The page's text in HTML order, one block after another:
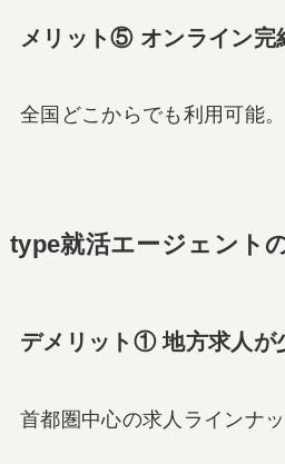
メリット⑤ オンライン完
全国どこからでも利用可能。
type就活エージェント
デメリット① 地方求人が
首都圏中心の求人ラインナッ